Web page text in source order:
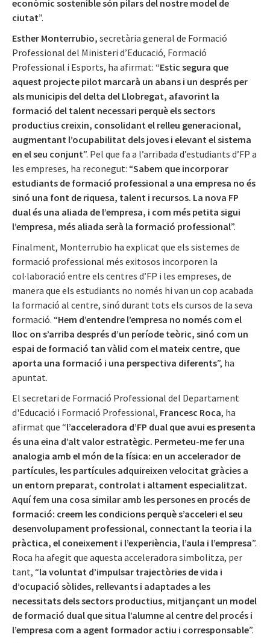
econòmic sostenible són pilars del nostre model de
ciutat”.
Esther Monterrubio, secretària general de Formació
Professional del Ministeri d’Educació, Formació
Professional i Esports, ha afirmat: “Estic segura que
aquest projecte pilot marcarà un abans i un després per
als municipis del delta del Llobregat, afavorint la
formació del talent necessari perquè els sectors
productius creixin, consolidant el relleu generacional,
augmentant l’ocupabilitat dels joves i elevant el sistema
en el seu conjunt”. Pel que fa a l’arribada d’estudiants d’FP a
les empreses, ha reconegut: “Sabem que incorporar
estudiants de formació professional a una empresa no és
sinó una font de riquesa, talent i recursos. La nova FP
dual és una aliada de l’empresa, i com més petita sigui
l’empresa, més aliada serà la formació professional”.
Finalment, Monterrubio ha explicat que els sistemes de
formació professional més exitosos incorporen la
col·laboració entre els centres d’FP i les empreses, de
manera que els estudiants no només hi van un cop acabada
la formació al centre, sinó durant tots els cursos de la seva
formació. “Hem d’entendre l’empresa no només com el
lloc on s’arriba després d’un període teòric, sinó com un
espai de formació tan vàlid com el mateix centre, que
aporta una formació i una perspectiva diferents”, ha
apuntat.
El secretari de Formació Professional del Departament
d'Educació i Formació Professional, Francesc Roca, ha
afirmat que “l’acceleradora d’FP dual que avui es presenta
és una eina d’alt valor estratègic. Permeteu-me fer una
analogia amb el món de la física: en un accelerador de
partícules, les partícules adquireixen velocitat gràcies a
un entorn preparat, controlat i altament especialitzat.
Aquí fem una cosa similar amb les persones en procés de
formació: creem les condicions perquè s’acceleri el seu
desenvolupament professional, connectant la teoria i la
pràctica, el coneixement i l’experiència, l’aula i l’empresa”.
Roca ha afegit que aquesta acceleradora simbolitza, per
tant, “la voluntat d’impulsar trajectòries de vida i
d’ocupació sòlides, rellevants i adaptades a les
necessitats dels sectors productius, mitjançant un model
de formació dual que situa l’alumne al centre del procés i
l’empresa com a agent formador actiu i corresponsable”.